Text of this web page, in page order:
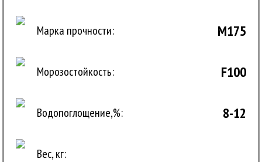
Марка прочности: М175
Морозостойкость: F100
Водопоглощение,%: 8-12
Вес, кг: